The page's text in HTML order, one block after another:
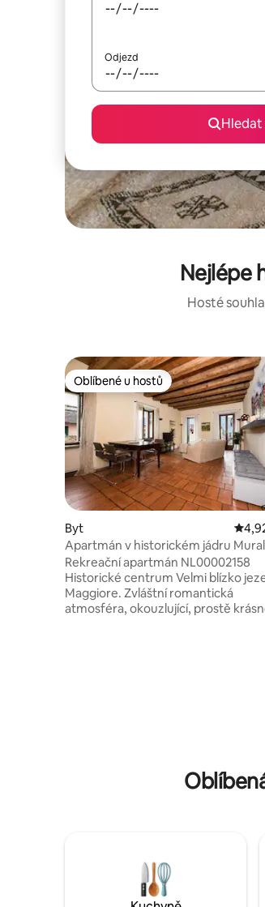
Odjezd
Hledat
Nejlépe
Hosté
Oblíbené u hostů
Oblíbené u hostů
Byt
Apartmán v historickém jádru
Rekreační apartmán NL00002158
Historické centrum Velmi blízko
Maggiore. Zvláštní romantická
atmosféra, okouzlující, prostě